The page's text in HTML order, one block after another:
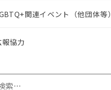
関連イベント（他団体等）
報協力